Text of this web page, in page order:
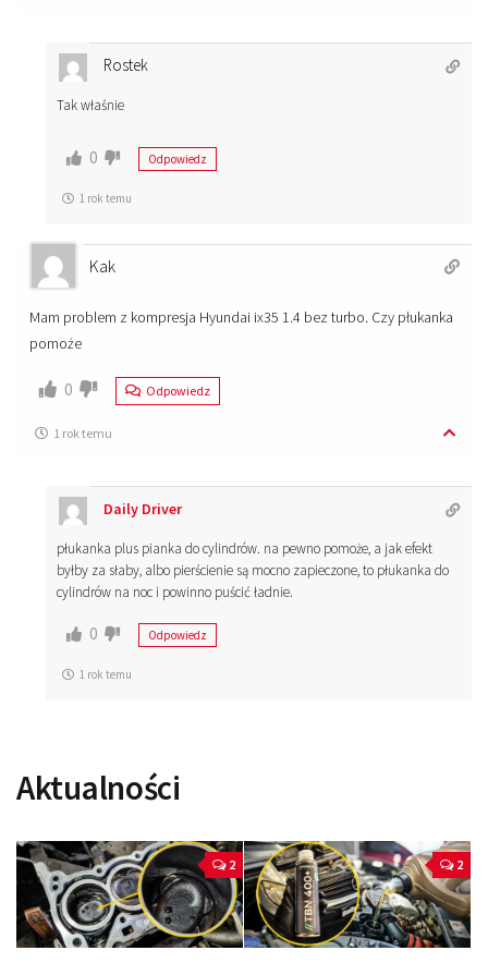
Rostek
Tak właśnie
0 Odpowiedz
1 rok temu
Kak
Mam problem z kompresja Hyundai ix35 1.4 bez turbo. Czy płukanka
pomoże
0 Odpowiedz
1 rok temu
Daily Driver
płukanka plus pianka do cylindrów. na pewno pomoże, a jak efekt
byłby za słaby, albo pierścienie są mocno zapieczone, to płukanka do
cylindrów na noc i powinno puścić ładnie.
0 Odpowiedz
1 rok temu
Aktualności
2 2